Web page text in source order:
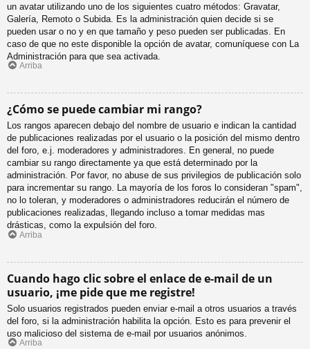
un avatar utilizando uno de los siguientes cuatro métodos: Gravatar,
Galería, Remoto o Subida. Es la administración quien decide si se
pueden usar o no y en que tamaño y peso pueden ser publicadas. En
caso de que no este disponible la opción de avatar, comuníquese con La
Administración para que sea activada.
Arriba
¿Cómo se puede cambiar mi rango?
Los rangos aparecen debajo del nombre de usuario e indican la cantidad
de publicaciones realizadas por el usuario o la posición del mismo dentro
del foro, e.j. moderadores y administradores. En general, no puede
cambiar su rango directamente ya que está determinado por la
administración. Por favor, no abuse de sus privilegios de publicación solo
para incrementar su rango. La mayoría de los foros lo consideran "spam",
no lo toleran, y moderadores o administradores reducirán el número de
publicaciones realizadas, llegando incluso a tomar medidas mas
drásticas, como la expulsión del foro.
Arriba
Cuando hago clic sobre el enlace de e-mail de un
usuario, ¡me pide que me registre!
Solo usuarios registrados pueden enviar e-mail a otros usuarios a través
del foro, si la administración habilita la opción. Esto es para prevenir el
uso malicioso del sistema de e-mail por usuarios anónimos.
Arriba